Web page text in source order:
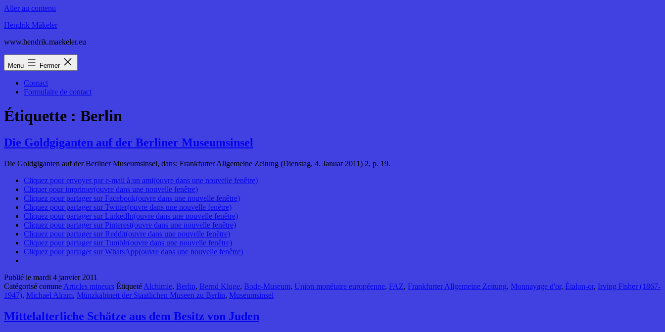
Aller au contenu
Hendrik Mäkeler
www.hendrik.maekeler.eu
Menu Fermer
Contact
Formulaire de contact
Étiquette : Berlin
Die Goldgiganten auf der Berliner Museumsinsel
Die Goldgiganten auf der Berliner Museumsinsel, dans: Frankfurter Allgemeine Zeitung (Dienstag, 4. Januar 2011) 2, p. 19.
Cliquez pour envoyer par e-mail à un ami(ouvre dans une nouvelle fenêtre)
Cliquer pour imprimer(ouvre dans une nouvelle fenêtre)
Cliquez pour partager sur Facebook(ouvre dans une nouvelle fenêtre)
Cliquez pour partager sur Twitter(ouvre dans une nouvelle fenêtre)
Cliquez pour partager sur LinkedIn(ouvre dans une nouvelle fenêtre)
Cliquez pour partager sur Pinterest(ouvre dans une nouvelle fenêtre)
Cliquez pour partager sur Reddit(ouvre dans une nouvelle fenêtre)
Cliquez pour partager sur Tumblr(ouvre dans une nouvelle fenêtre)
Cliquez pour partager sur WhatsApp(ouvre dans une nouvelle fenêtre)
Publié le mardi 4 janvier 2011
Catégorisé comme Articles mineurs Étiqueté Alchimie, Berlin, Bernd Kluge, Bode-Museum, Union monétaire européenne, FAZ, Frankfurter Allgemeine Zeitung, Monnayage d'or, Étalon-or, Irving Fisher (1867-
1947), Michael Alram, Münzkabinett der Staatlichen Museen zu Berlin, Museumsinsel
Mittelalterliche Schätze aus dem Besitz von Juden